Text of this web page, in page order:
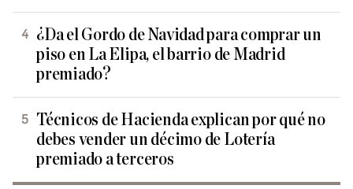
¿Da el Gordo de Navidad para comprar un
piso en La Elipa, el barrio de Madrid
premiado?
Técnicos de Hacienda explican por qué no
debes vender un décimo de Lotería
premiado a terceros